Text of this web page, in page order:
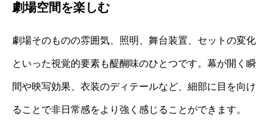
劇場空間を楽しむ
劇場そのものの雰囲気、照明、舞台装置、セットの変化
といった視覚的要素も醍醐味のひとつです。幕が開く瞬
間や映写効果、衣装のディテールなど、細部に目を向け
ることで非日常感をより強く感じることができます。